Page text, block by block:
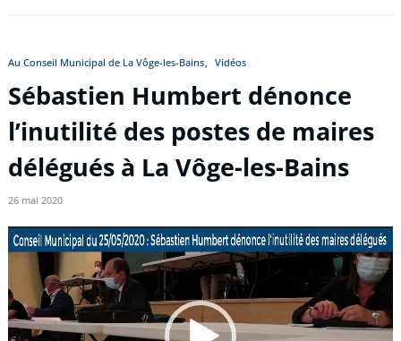
Au Conseil Municipal de La Vôge-les-Bains Vidéos
Sébastien Humbert dénonce
l’inutilité des postes de maires
délégués à La Vôge-les-Bains
26 mai 2020
Lecteur
vidéo